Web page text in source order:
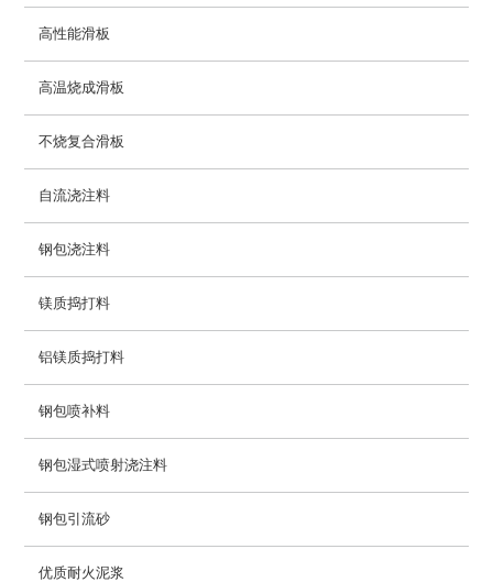
高性能滑板
高温烧成滑板
不烧复合滑板
自流浇注料
钢包浇注料
镁质捣打料
铝镁质捣打料
钢包喷补料
钢包湿式喷射浇注料
钢包引流砂
优质耐火泥浆